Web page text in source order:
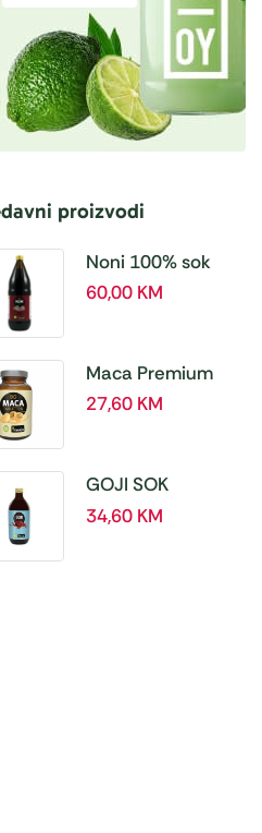
proizvodi
Noni 100% sok
BIO, a 1L – Hanoju
60,00 KM
Maca Premium
BIO 500 mg
27,60 KM
GOJI SOK
PREMIUM 100% a
34,60 KM